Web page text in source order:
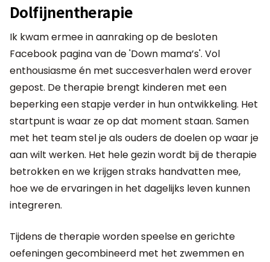
Dolfijnentherapie
Ik kwam ermee in aanraking op de besloten
Facebook pagina van de 'Down mama’s'. Vol
enthousiasme én met succesverhalen werd erover
gepost. De therapie brengt kinderen met een
beperking een stapje verder in hun ontwikkeling. Het
startpunt is waar ze op dat moment staan. Samen
met het team stel je als ouders de doelen op waar je
aan wilt werken. Het hele gezin wordt bij de therapie
betrokken en we krijgen straks handvatten mee,
hoe we de ervaringen in het dagelijks leven kunnen
integreren.
Tijdens de therapie worden speelse en gerichte
oefeningen gecombineerd met het zwemmen en